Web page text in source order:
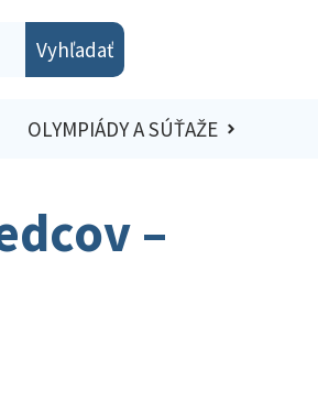
Vyhľadať
OLYMPIÁDY A SÚŤAŽE
–